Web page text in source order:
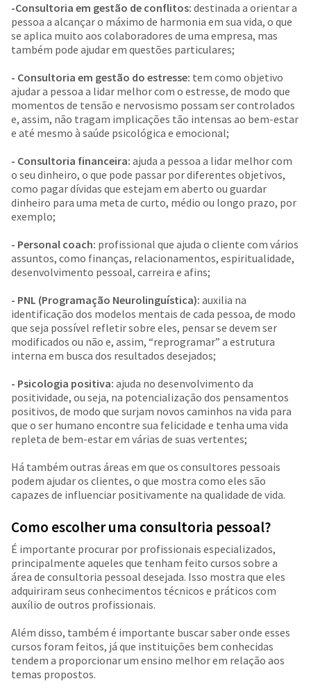
-Consultoria em gestão de conflitos: destinada a orientar a
pessoa a alcançar o máximo de harmonia em sua vida, o que
se aplica muito aos colaboradores de uma empresa, mas
também pode ajudar em questões particulares;
- Consultoria em gestão do estresse: tem como objetivo
ajudar a pessoa a lidar melhor com o estresse, de modo que
momentos de tensão e nervosismo possam ser controlados
e, assim, não tragam implicações tão intensas ao bem-estar
e até mesmo à saúde psicológica e emocional;
- Consultoria financeira: ajuda a pessoa a lidar melhor com
o seu dinheiro, o que pode passar por diferentes objetivos,
como pagar dívidas que estejam em aberto ou guardar
dinheiro para uma meta de curto, médio ou longo prazo, por
exemplo;
- Personal coach: profissional que ajuda o cliente com vários
assuntos, como finanças, relacionamentos, espiritualidade,
desenvolvimento pessoal, carreira e afins;
- PNL (Programação Neurolinguística): auxilia na
identificação dos modelos mentais de cada pessoa, de modo
que seja possível refletir sobre eles, pensar se devem ser
modificados ou não e, assim, “reprogramar” a estrutura
interna em busca dos resultados desejados;
- Psicologia positiva: ajuda no desenvolvimento da
positividade, ou seja, na potencialização dos pensamentos
positivos, de modo que surjam novos caminhos na vida para
que o ser humano encontre sua felicidade e tenha uma vida
repleta de bem-estar em várias de suas vertentes;
Há também outras áreas em que os consultores pessoais
podem ajudar os clientes, o que mostra como eles são
capazes de influenciar positivamente na qualidade de vida.
Como escolher uma consultoria pessoal?
É importante procurar por profissionais especializados,
principalmente aqueles que tenham feito cursos sobre a
área de consultoria pessoal desejada. Isso mostra que eles
adquiriram seus conhecimentos técnicos e práticos com
auxílio de outros profissionais.
Além disso, também é importante buscar saber onde esses
cursos foram feitos, já que instituições bem conhecidas
tendem a proporcionar um ensino melhor em relação aos
temas propostos.